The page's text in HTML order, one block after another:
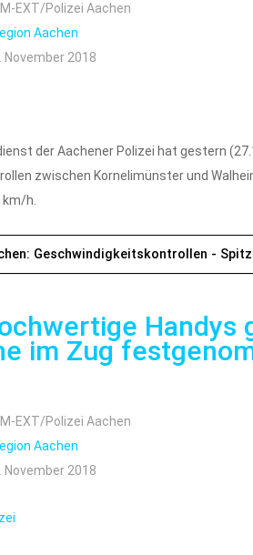
EXT/Polizei Aachen
Aachen
2018
der Aachener Polizei hat gestern
zwischen Kornelimünster und
h.
Geschwindigkeitskontrollen -
Handys
im Zug
EXT/Polizei Aachen
Aachen
2018